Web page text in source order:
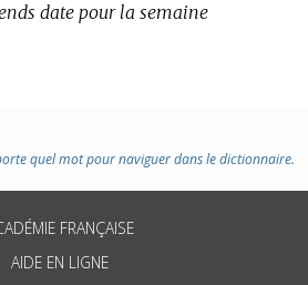
date pour la semaine
quel mot pour naviguer dans le dictionnaire.
FRANÇAISE
AIDE EN LIGNE